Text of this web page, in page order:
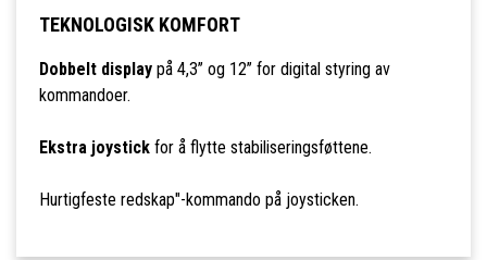
TEKNOLOGISK KOMFORT
Dobbelt displaypå 4,3’’ og 12’’ for digital styring av
kommandoer.
Ekstra joystickfor å flytte stabiliseringsføttene.
Hurtigfeste redskap"-kommando på joysticken.